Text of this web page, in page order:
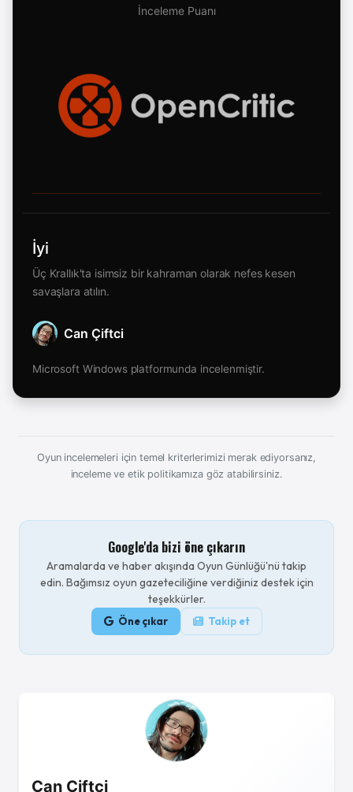
İnceleme Puanı
İyi
Üç Krallık'ta isimsiz bir kahraman olarak nefes kesen
savaşlara atılın.
Can Çiftci
Microsoft Windows platformunda incelenmiştir.
Oyun incelemeleri için temel kriterlerimizi merak ediyorsanız,
inceleme ve etik politikamıza göz atabilirsiniz.
Google'da bizi öne çıkarın
Aramalarda ve haber akışında Oyun Günlüğü'nü takip
edin. Bağımsız oyun gazeteciliğine verdiğiniz destek için
teşekkürler.
Öne çıkar Takip et
Can Çiftci